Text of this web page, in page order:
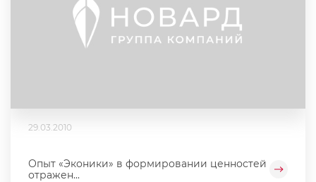
29.03.2010
Опыт «Эконики» в формировании ценностей
отражен...